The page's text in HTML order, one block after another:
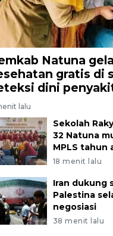
Natuna
gratis di
dini
lalu
Sekolah
32 Natuna
MPLS tahun
18 menit lalu
Iran dukung
Palestina
negosiasi
38 menit lalu